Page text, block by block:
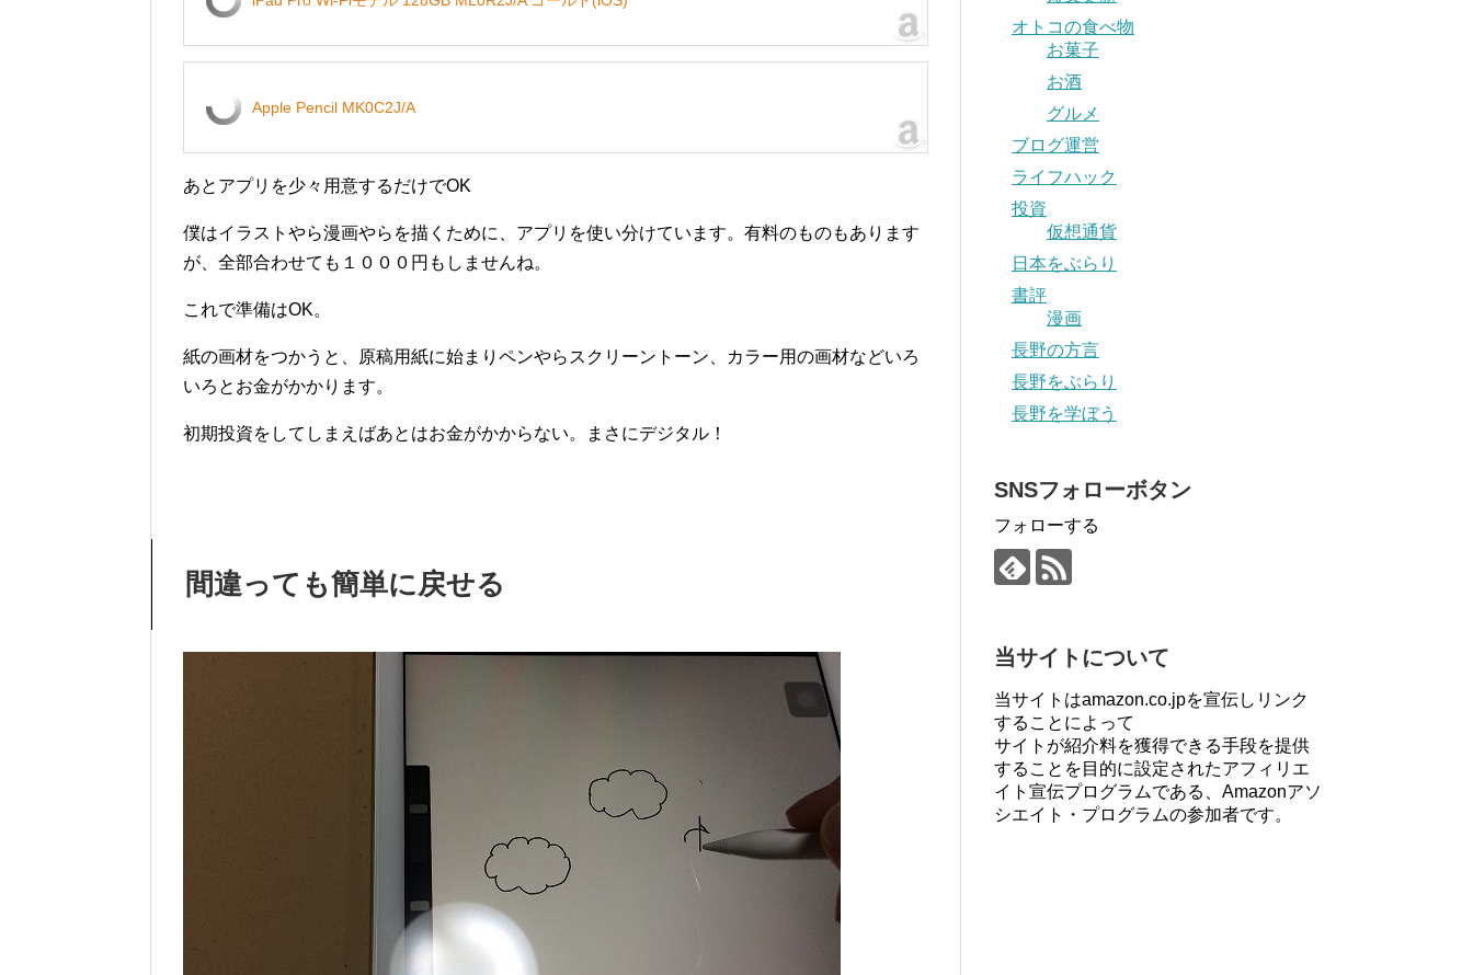
Apple Pencil MK0C2J/A
あとアプリを少々用意するだけでOK
僕はイラストやら漫画やらを描くために、アプリを使い分けています。有料のものもあります
が、全部合わせても１０００円もしませんね。
これで準備はOK。
紙の画材をつかうと、原稿用紙に始まりペンやらスクリーントーン、カラー用の画材などいろ
いろとお金がかかります。
初期投資をしてしまえばあとはお金がかからない。まさにデジタル！
間違っても簡単に戻せる
オトコの食べ物
お菓子
お酒
グルメ
ブログ運営
ライフハック
投資
仮想通貨
日本をぶらり
書評
漫画
長野の方言
長野をぶらり
長野を学ぼう
SNSフォローボタン
フォローする
当サイトについて
当サイトはamazon.co.jpを宣伝しリンク
することによって
サイトが紹介料を獲得できる手段を提供
することを目的に設定されたアフィリエ
イト宣伝プログラムである、Amazonアソ
シエイト・プログラムの参加者です。